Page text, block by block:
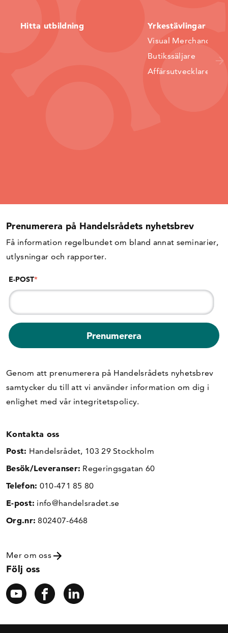
Hitta utbildning Yrkestävlingar
Visual Merchandiser
Butikssäljare
Affärsutvecklare
Prenumerera på Handelsrådets nyhetsbrev
Få information regelbundet om bland annat seminarier,
utlysningar och rapporter.
E-POST*
Genom att prenumerera på Handelsrådets nyhetsbrev
samtycker du till att vi använder information om dig i
enlighet med vår integritetspolicy.
Kontakta oss
Post: Handelsrådet, 103 29 Stockholm
Besök/Leveranser: Regeringsgatan 60
Telefon: 010-471 85 80
E-post: info@handelsradet.se
Org.nr: 802407-6468
Mer om oss
Följ oss